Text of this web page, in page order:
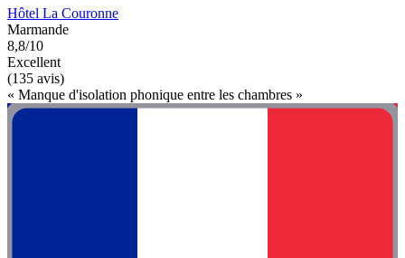
Hôtel La Couronne
Marmande
8,8/10
Excellent
(135 avis)
« Manque d'isolation phonique entre les chambres »